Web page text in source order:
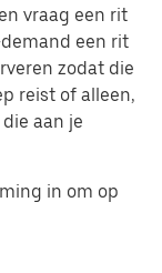
vraag een rit
een rit
zodat die
reist of alleen,
aan je
in om op